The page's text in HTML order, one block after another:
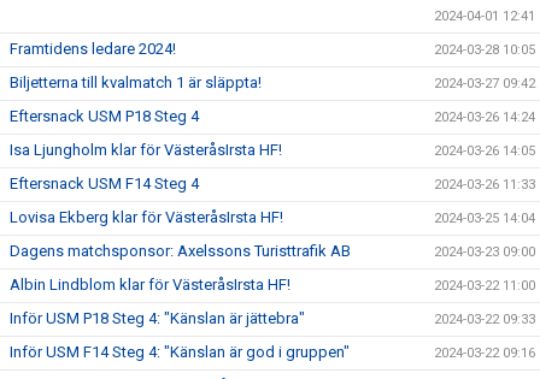
2024-04-01 12:41
Framtidens ledare 2024! 2024-03-28 10:05
Biljetterna till kvalmatch 1 är släppta! 2024-03-27 09:42
Eftersnack USM P18 Steg 4 2024-03-26 14:24
Isa Ljungholm klar för VästeråsIrsta HF! 2024-03-26 14:05
Eftersnack USM F14 Steg 4 2024-03-26 11:33
Lovisa Ekberg klar för VästeråsIrsta HF! 2024-03-25 14:04
Dagens matchsponsor: Axelssons Turisttrafik AB 2024-03-23 09:00
Albin Lindblom klar för VästeråsIrsta HF! 2024-03-22 11:00
Inför USM P18 Steg 4: "Känslan är jättebra" 2024-03-22 09:33
Inför USM F14 Steg 4: "Känslan är god i gruppen" 2024-03-22 09:16